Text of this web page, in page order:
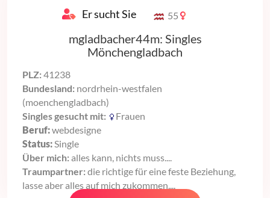
Er sucht Sie 55
mgladbacher44m: Singles
Mönchengladbach
PLZ: 41238
Bundesland: nordrhein-westfalen
(moenchengladbach)
Singles gesucht mit:
Frauen
Beruf:webdesigne
Status:Single
Über mich: alles kann, nichts muss....
Traumpartner: die richtige für eine feste Beziehung,
lasse aber alles auf mich zukommen....